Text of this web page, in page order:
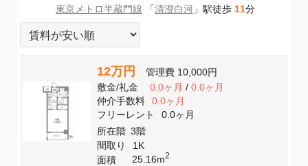
東京メトロ半蔵門線 「清澄白河 」駅徒歩 11分
12万円 管理費 10,000円
敷金/礼金 0.0ヶ月/ 0.0ヶ月
仲介手数料
0.0ヶ月
フリーレント
0.0ヶ月
所在階 3階
間取り
1K
面積
25.16m2